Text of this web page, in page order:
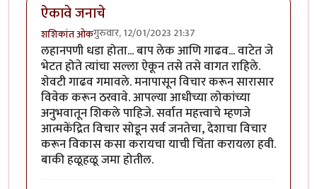
ऐकावे जनाचे
शशिकांत ओकगुरुवार, 12/01/2023 21:37
लहानपणी धडा होता... बाप लेक आणि गाढव... वाटेत जे
भेटत होते त्यांचा सल्ला ऐकून तसे तसे वागत राहिले.
शेवटी गाढव गमावले. मनापासून विचार करून सारासार
विवेक करून ठरवावे. आपल्या आधीच्या लोकांच्या
अनुभवातून शिकले पाहिजे. सर्वात महत्त्वाचे म्हणजे
आत्मकेंद्रित विचार सोडून सर्व जनतेचा, देशाचा विचार
करून विकास कसा करायचा याची चिंता करायला हवी.
बाकी हळूहळू जमा होतील.